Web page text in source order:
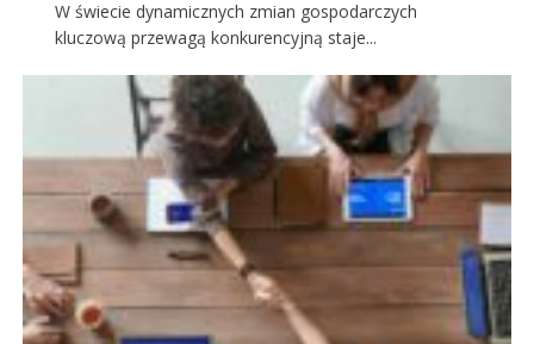
W świecie dynamicznych zmian gospodarczych
kluczową przewagą konkurencyjną staje...